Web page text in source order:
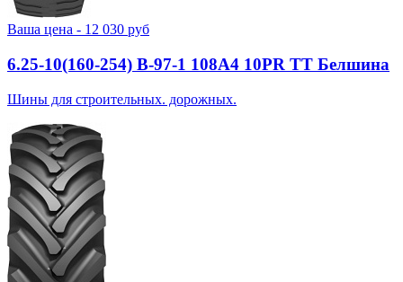
Ваша цена - 12 030 руб
6.25-10(160-254) В-97-1 108A4 10PR TT Белшина
Шины для строительных. дорожных.